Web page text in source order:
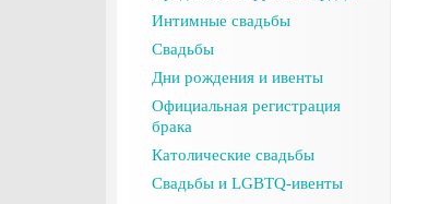
Интимные свадьбы
Свадьбы
Дни рождения и ивенты
Официальная регистрация
брака
Католические свадьбы
Свадьбы и LGBTQ-ивенты